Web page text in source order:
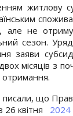
житлову
але не
сезон.
заяви
місяців з
отримання.
що
квітня
2024